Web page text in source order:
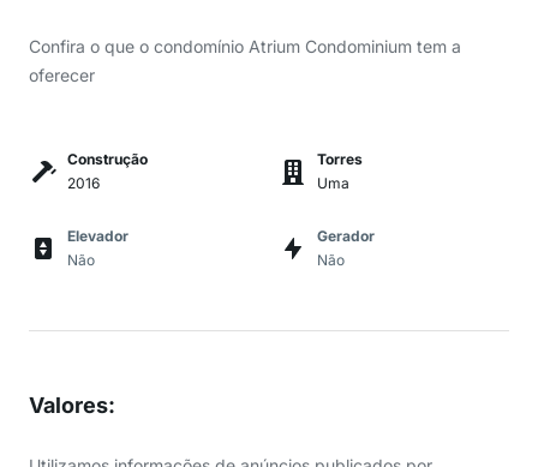
Confira o que o condomínio Atrium Condominium tem a
oferecer
Construção
2016
Torres
Uma
Elevador
Não
Gerador
Não
Valores: